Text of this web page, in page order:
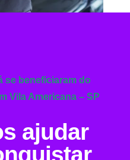
se beneficiaram do
Vila Americana – SP
ajudar